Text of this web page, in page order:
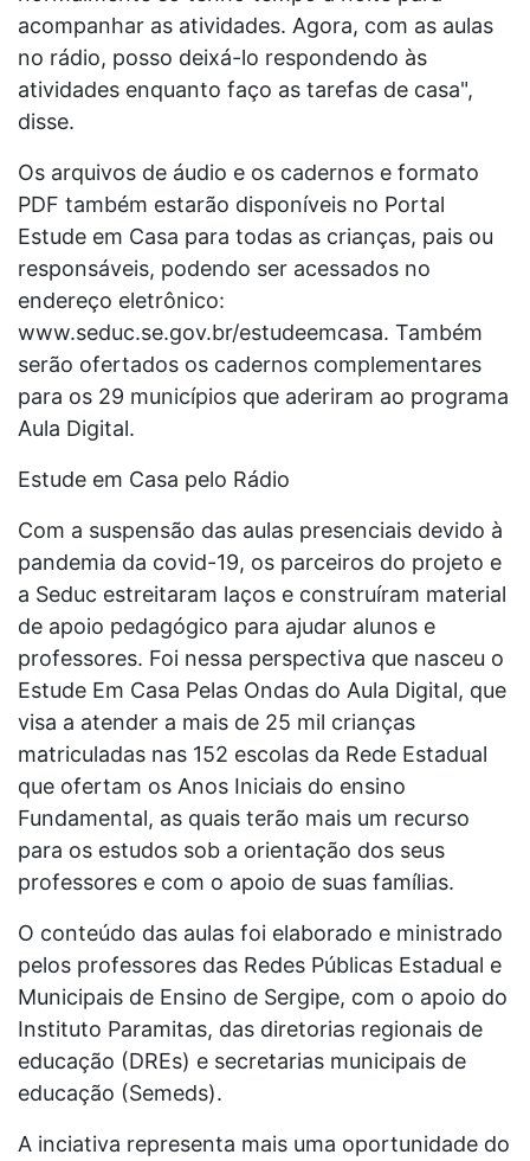
acompanhar as atividades. Agora, com as aulas
no rádio, posso deixá-lo respondendo às
atividades enquanto faço as tarefas de casa",
disse.
Os arquivos de áudio e os cadernos e formato
PDF também estarão disponíveis no Portal
Estude em Casa para todas as crianças, pais ou
responsáveis, podendo ser acessados no
endereço eletrônico:
www.seduc.se.gov.br/estudeemcasa. Também
serão ofertados os cadernos complementares
para os 29 municípios que aderiram ao programa
Aula Digital.
Estude em Casa pelo Rádio
Com a suspensão das aulas presenciais devido à
pandemia da covid-19, os parceiros do projeto e
a Seduc estreitaram laços e construíram material
de apoio pedagógico para ajudar alunos e
professores. Foi nessa perspectiva que nasceu o
Estude Em Casa Pelas Ondas do Aula Digital, que
visa a atender a mais de 25 mil crianças
matriculadas nas 152 escolas da Rede Estadual
que ofertam os Anos Iniciais do ensino
Fundamental, as quais terão mais um recurso
para os estudos sob a orientação dos seus
professores e com o apoio de suas famílias.
O conteúdo das aulas foi elaborado e ministrado
pelos professores das Redes Públicas Estadual e
Municipais de Ensino de Sergipe, com o apoio do
Instituto Paramitas, das diretorias regionais de
educação (DREs) e secretarias municipais de
educação (Semeds).
A inciativa representa mais uma oportunidade do